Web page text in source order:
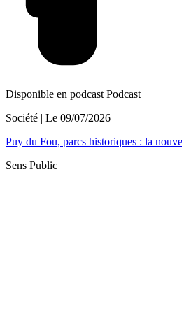
Disponible en podcast Podcast
Société | Le 09/07/2026
Puy du Fou, parcs historiques : la
Sens Public